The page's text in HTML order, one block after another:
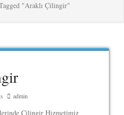
"Araklı Çilingir"
admin
Çilingir Hizmetimiz